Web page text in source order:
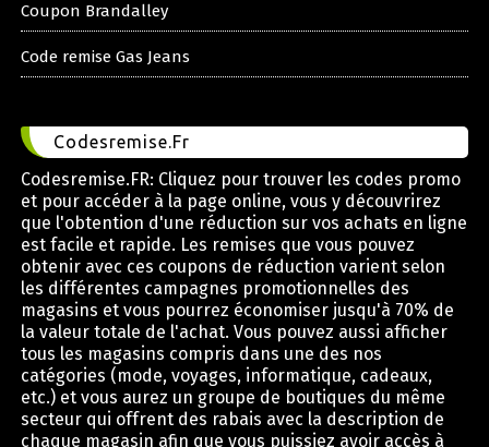
Coupon Brandalley
Code remise Gas Jeans
Codesremise.Fr
Codesremise.FR: Cliquez pour trouver les codes promo
et pour accéder à la page online, vous y découvrirez
que l'obtention d'une réduction sur vos achats en ligne
est facile et rapide. Les remises que vous pouvez
obtenir avec ces coupons de réduction varient selon
les différentes campagnes promotionnelles des
magasins et vous pourrez économiser jusqu'à 70% de
la valeur totale de l'achat. Vous pouvez aussi afficher
tous les magasins compris dans une des nos
catégories (mode, voyages, informatique, cadeaux,
etc.) et vous aurez un groupe de boutiques du même
secteur qui offrent des rabais avec la description de
chaque magasin afin que vous puissiez avoir accès à